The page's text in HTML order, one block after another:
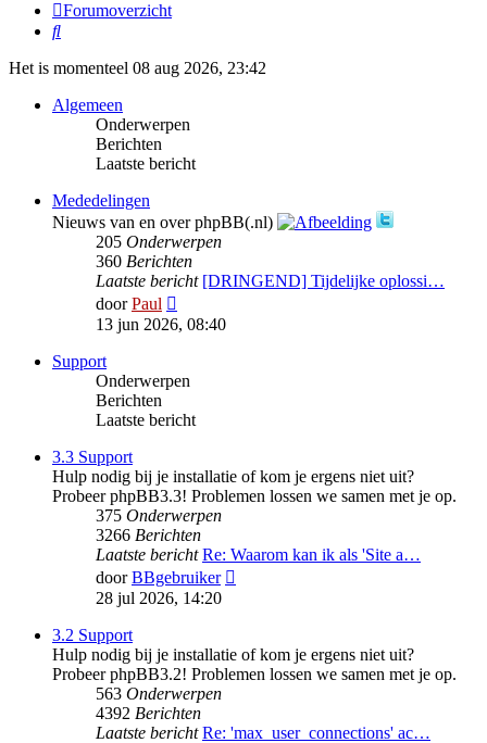
Forumoverzicht
Zoek
Het is momenteel 08 aug 2026, 23:42
Algemeen
Onderwerpen
Berichten
Laatste bericht
Mededelingen
Nieuws van en over phpBB(.nl)
205 Onderwerpen
360 Berichten
Laatste bericht [DRINGEND] Tijdelijke oplossi…
doorPaul
laatste
bericht
13 jun 2026, 08:40
Support
Onderwerpen
Berichten
Laatste bericht
3.3 Support
Hulp nodig bij je installatie of kom je ergens niet uit?
Probeer phpBB3.3! Problemen lossen we samen met je op.
375 Onderwerpen
3266 Berichten
Laatste bericht Re: Waarom kan ik als 'Site a…
doorBBgebruiker
28 jul 2026, 14:20
3.2 Support
Hulp nodig bij je installatie of kom je ergens niet uit?
Probeer phpBB3.2! Problemen lossen we samen met je op.
563 Onderwerpen
4392 Berichten
Laatste bericht Re: 'max_user_connections' ac…